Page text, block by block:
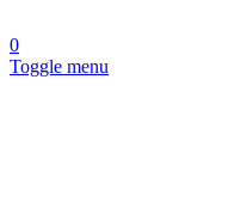
0
Toggle menu